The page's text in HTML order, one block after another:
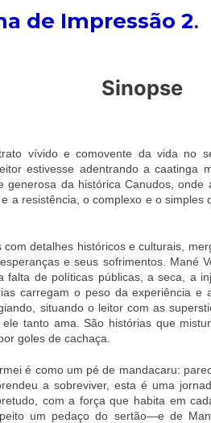
de Impressão 2.
Sinopse
vívido e comovente da vida no
estivesse adentrando a caatinga
generosa da histórica Canudos,
a resistência, o complexo e o
detalhes históricos e culturais,
e seus sofrimentos. Mané
falta de políticas públicas, a seca, a
carregam o peso da experiência e
situando o leitor com as
tanto ama. São histórias que
goles de cachaça.
é como um pé de mandacaru:
a sobreviver, esta é uma
com a força que habita em
um pedaço do sertão—e de